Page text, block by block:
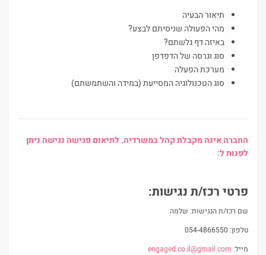
תיאור הבעיה
מהי הפעולה שניסיתם לבצע?
באיזה דף גלשתם?
סוג וגרסה של הדפדפן
מערכת הפעלה
סוג הטכנולוגיה המסייעת (במידה והשתמשתם)
החברה אינה מקבלת קהל במשרדיה. לתיאום פגישה נגישה ניתן
לפנות ל:
פרטי רכז/ת נגישות:
שם רכז/ת הנגישות: שלמה
טלפון: 054-4866550
מייל: engaged.co.il@gmail.com